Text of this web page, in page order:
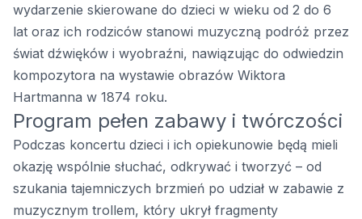
wydarzenie skierowane do dzieci w wieku od 2 do 6
lat oraz ich rodziców stanowi muzyczną podróż przez
świat dźwięków i wyobraźni, nawiązując do odwiedzin
kompozytora na wystawie obrazów Wiktora
Hartmanna w 1874 roku.
Program pełen zabawy i twórczości
Podczas koncertu dzieci i ich opiekunowie będą mieli
okazję wspólnie słuchać, odkrywać i tworzyć – od
szukania tajemniczych brzmień po udział w zabawie z
muzycznym trollem, który ukrył fragmenty